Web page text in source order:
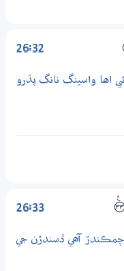
26:32
اها واسينگ نانگ پڌرو
26:33
چمڪندڙ آهي ڏسندڙن جي